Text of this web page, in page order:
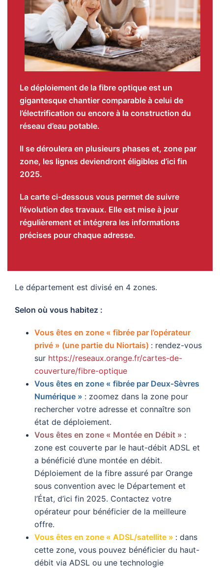
Le déploiement de la fibre optique est un
gigantesque chantier comparable à celui de
l’électrification ou encore à la construction du
réseau d’eau potable.
Il se déroulera en plusieurs phases et, zone par
zone, les lignes deviendront éligibles d’ici fin
2025.
La carte ci-dessous vous permet de suivre
l’évolution des travaux. Elle est mise à jour
régulièrement et intégrera les informations
précises pour chaque adresse.
Le département est divisé en 4 zones.
Selon où vous habitez :
Vous êtes en zone « fibrée par l’opérateur
privé » (une partie du Niortais) : rendez-vous
sur https://reseaux.orange.fr/cartes-de-
couverture/fibre-optique
Vous êtes en zone « fibrée par Deux-Sèvres
Numérique » : zoomez dans la zone pour
rechercher votre adresse et connaître son
état de déploiement.
Vous êtes en zone « Montée en Débit » :
zone est couverte par le haut-débit ADSL et
a bénéficié d’une montée en débit.
Déploiement de la fibre assuré par Orange
sous convention avec le Département et
l’État, d’ici fin 2025. Contactez votre
opérateur pour bénéficier de la meilleure
offre.
Vous êtes en zone « ADSL/satellite » : dans
cette zone, vous pouvez bénéficier du haut-
débit via ADSL ou une technologie